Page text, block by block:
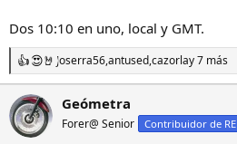
Dos 10:10 en uno, local y GMT.
R
e
a
c
c
Joserra56,antused,cazorlay 7 más
Geómetra
Forer@ Senior Contribuidor de RE